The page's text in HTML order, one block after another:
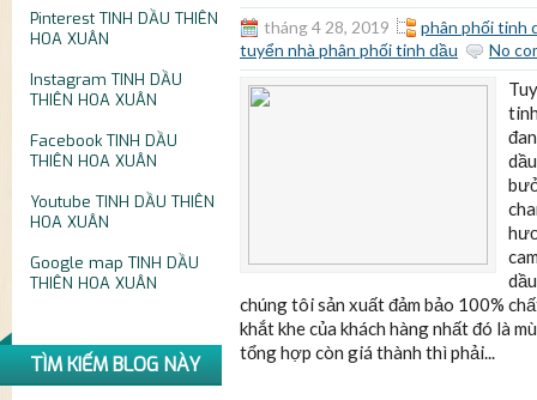
Pinterest TINH DẦU THIÊN
HOA XUÂN
Instagram TINH DẦU
THIÊN HOA XUÂN
Facebook TINH DẦU
THIÊN HOA XUÂN
Youtube TINH DẦU THIÊN
HOA XUÂN
Google map TINH DẦU
THIÊN HOA XUÂN
TÌM KIẾM BLOG NÀY
tháng 4 28, 2019
phân phối tinh
tuyển nhà phân phối tinh dầu
No
chúng tôi sản xuất đảm bảo 100%
khắt khe của khách hàng nhất đó là
tổng hợp còn giá thành thì phải...